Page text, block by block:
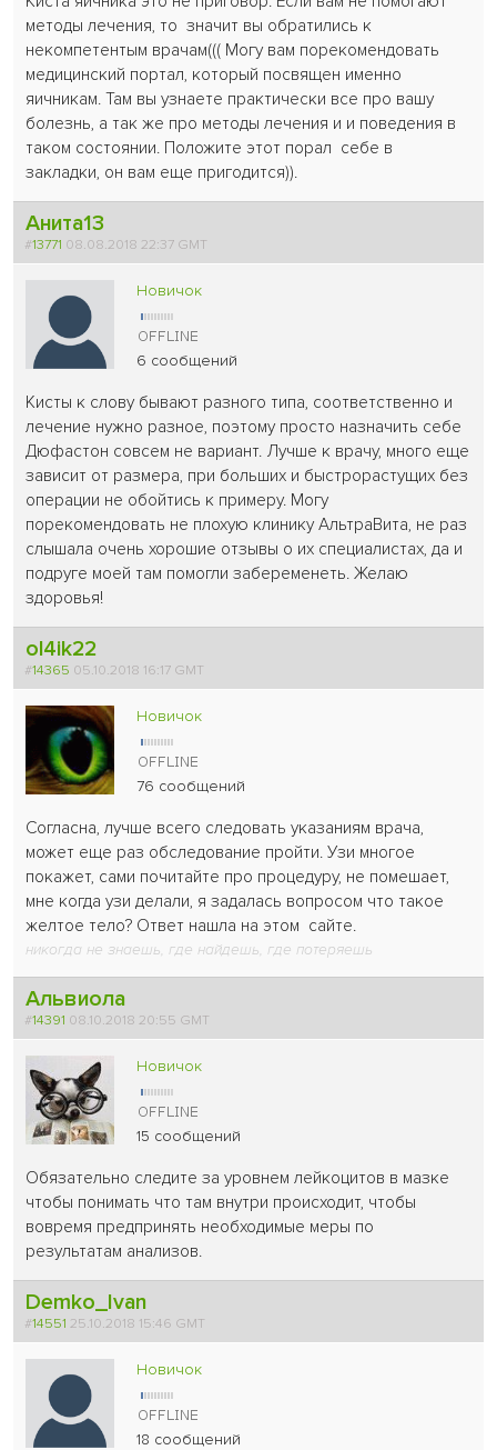
методы лечения, то значит вы обратились к
некомпетентым врачам((( Могу вам порекомендовать
медицинский портал, который посвящен именно
яичникам. Там вы узнаете практически все про вашу
болезнь, а так же про методы лечения и и поведения в
таком состоянии. Положите этот порал себе в
закладки, он вам еще пригодится)).
Анита13
#13771 08.08.2018 22:37 GMT
Новичок
6 сообщений
Кисты к слову бывают разного типа, соответственно и
лечение нужно разное, поэтому просто назначить себе
Дюфастон совсем не вариант. Лучше к врачу, много еще
зависит от размера, при больших и быстрорастущих без
операции не обойтись к примеру. Могу
порекомендовать не плохую клинику АльтраВита, не раз
слышала очень хорошие отзывы о их специалистах, да и
подруге моей там помогли забеременеть. Желаю
здоровья!
ol4ik22
#14365 05.10.2018 16:17 GMT
Новичок
76 сообщений
Согласна, лучше всего следовать указаниям врача,
может еще раз обследование пройти. Узи многое
покажет, сами почитайте про процедуру, не помешает,
мне когда узи делали, я задалась вопросом что такое
желтое тело? Ответ нашла на этом сайте.
никогда не знаешь, где найдешь, где потеряешь
Альвиола
#14391 08.10.2018 20:55 GMT
Новичок
15 сообщений
Обязательно следите за уровнем лейкоцитов в мазке
чтобы понимать что там внутри происходит, чтобы
вовремя предпринять необходимые меры по
результатам анализов.
Demko_Ivan
#14551 25.10.2018 15:46 GMT
Новичок
18 сообщений